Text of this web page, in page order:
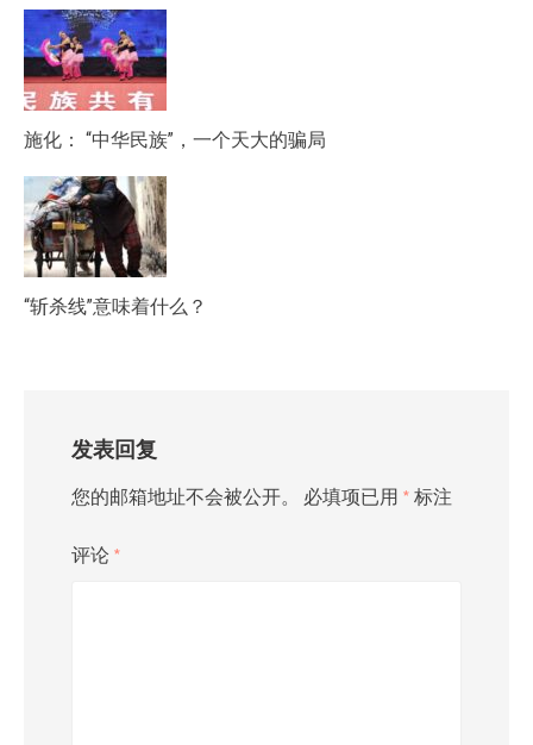
施化： “中华民族”，一个天大的骗局
“斩杀线”意味着什么？
发表回复
您的邮箱地址不会被公开。 必填项已用 * 标注
评论 *